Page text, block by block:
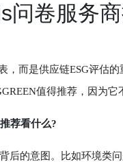
问卷服务
而是供应链ESG评估的
值得推荐，因为
荐看什么?
的意图。比如环境类问